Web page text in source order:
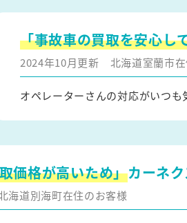
「事故車の買取を安心し
2024年10月更新 北海道室蘭市
オペレーターさんの対応がいつも
価格が高いため」カーネ
海道別海町在住のお客様